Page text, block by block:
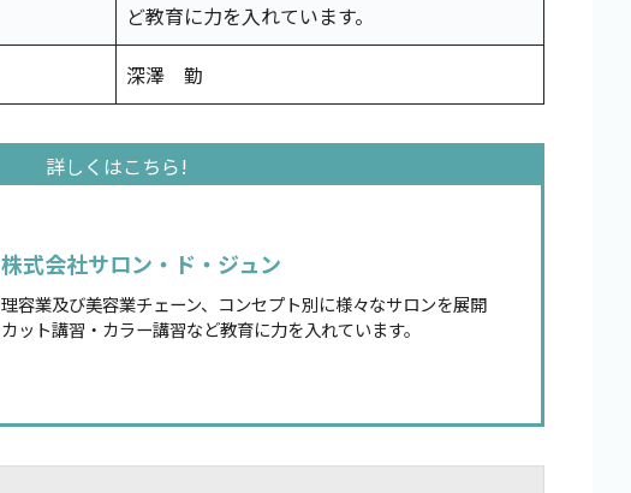
ど教育に力を入れています。
深澤 勤
株式会社サロン・ド・ジュン
理容業及び美容業チェーン、コンセプト別に様々なサロンを展開
カット講習・カラー講習など教育に力を入れています。